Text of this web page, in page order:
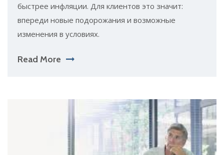
быстрее инфляции. Для клиентов это значит:
впереди новые подорожания и возможные
изменения в условиях.
Read More